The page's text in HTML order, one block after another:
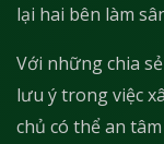
lại hai bên làm
Với những chia
lưu ý trong việc
chủ có thể an